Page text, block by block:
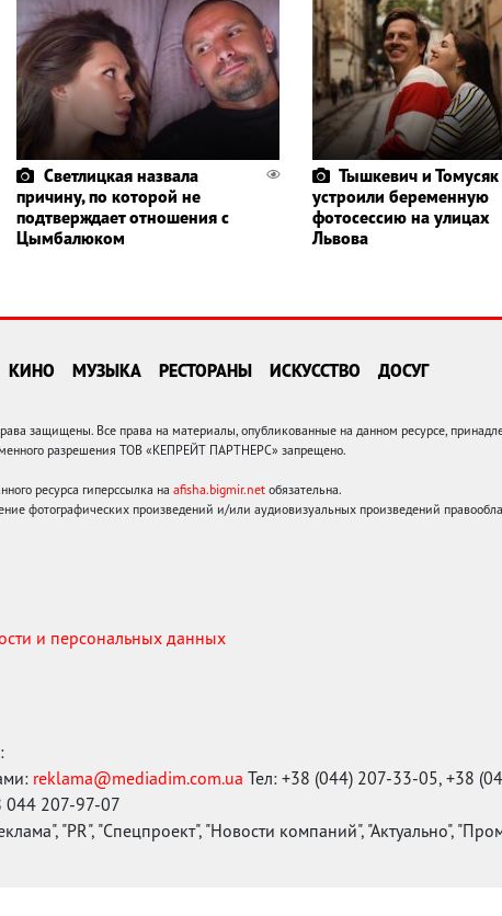
Светлицкая назвала
причину, по которой не
подтверждает отношения с
Цымбалюком
Тышкевич и Томусяк
устроили беременную
фотосессию на улицах
Львова
КИНО МУЗЫКА РЕСТОРАНЫ ИСКУССТВО ДОСУГ
защищены. Все права на материалы, опубликованные на данном ресурсе,
разрешения ТОВ «КЕПРЕЙТ ПАРТНЕРС» запрещено.
ресурса гиперссылка на afisha.bigmir.net обязательна.
фотографических произведений и/или аудиовизуальных произведений
и персональных данных
reklama@mediadim.com.ua Тел: +38 (044) 207-33-05, +38
044 207-97-07
"PR", "Спецпроект", "Новости компаний", "Актуально",